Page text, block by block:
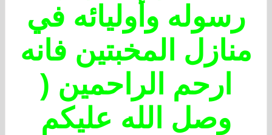
رسوله وأوليائه في
منازل المخبتين فانه
ارحم الراحمين (
وصل الله عليكم